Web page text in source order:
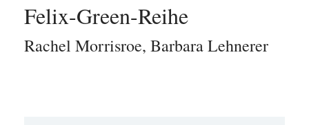
Felix-Green-Reihe
Rachel Morrisroe, Barbara Lehnerer